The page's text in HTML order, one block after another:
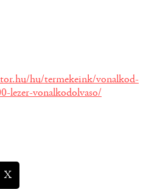
hu/termekeink/vonalkod-
lezer-vonalkodolvaso/
X